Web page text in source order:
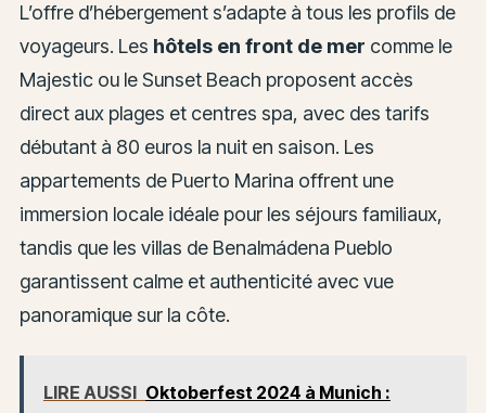
L’offre d’hébergement s’adapte à tous les profils de
voyageurs. Les hôtels en front de mer comme le
Majestic ou le Sunset Beach proposent accès
direct aux plages et centres spa, avec des tarifs
débutant à 80 euros la nuit en saison. Les
appartements de Puerto Marina offrent une
immersion locale idéale pour les séjours familiaux,
tandis que les villas de Benalmádena Pueblo
garantissent calme et authenticité avec vue
panoramique sur la côte.
LIRE AUSSI Oktoberfest 2024 à Munich :